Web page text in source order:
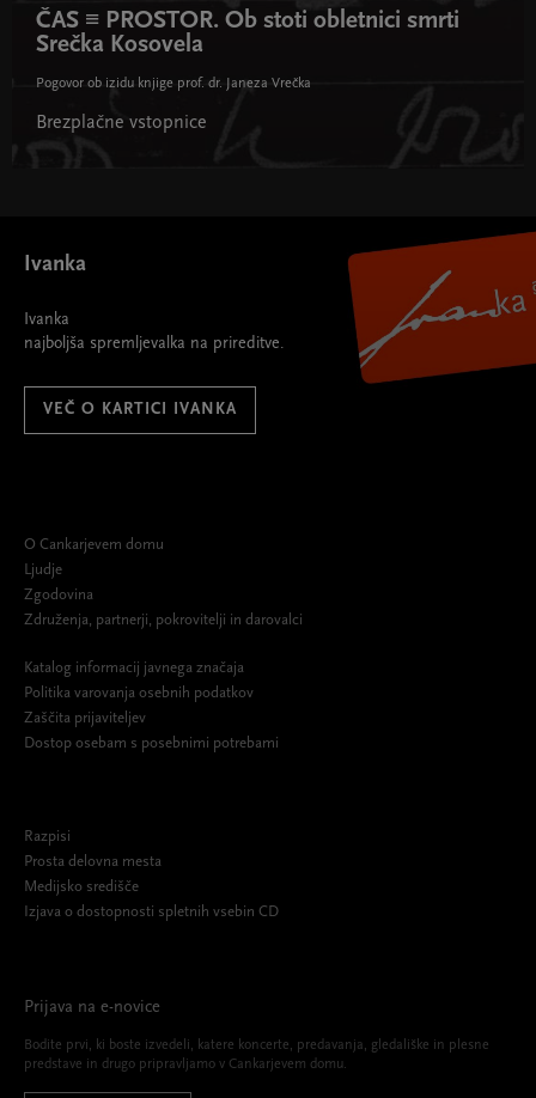
ČAS ≡ PROSTOR. Ob stoti obletnici smrti
Srečka Kosovela
Pogovor ob izidu knjige prof. dr. Janeza Vrečka
Brezplačne vstopnice
Ivanka
Ivanka
najboljša spremljevalka na prireditve.
VEČ O KARTICI IVANKA
O Cankarjevem domu
Ljudje
Zgodovina
Združenja, partnerji, pokrovitelji in darovalci
Katalog informacij javnega značaja
Politika varovanja osebnih podatkov
Zaščita prijaviteljev
Dostop osebam s posebnimi potrebami
Razpisi
Prosta delovna mesta
Medijsko središče
Izjava o dostopnosti spletnih vsebin CD
Prijava na e-novice
Bodite prvi, ki boste izvedeli, katere koncerte, predavanja, gledališke in plesne
predstave in drugo pripravljamo v Cankarjevem domu.